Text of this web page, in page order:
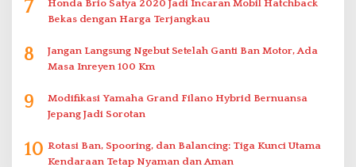
7
Honda Brio Satya 2020 Jadi Incaran Mobil Hatchback
Bekas dengan Harga Terjangkau
8
Jangan Langsung Ngebut Setelah Ganti Ban Motor, Ada
Masa Inreyen 100 Km
9
Modifikasi Yamaha Grand Filano Hybrid Bernuansa
Jepang Jadi Sorotan
10 Rotasi Ban, Spooring, dan Balancing: Tiga Kunci Utama
Kendaraan Tetap Nyaman dan Aman